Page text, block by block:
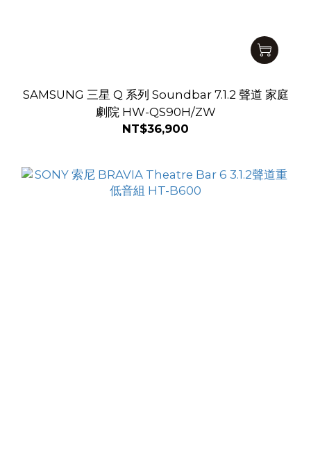
SAMSUNG 三星 Q 系列 Soundbar 7.1.2 聲道 家庭
劇院 HW-QS90H/ZW
NT$36,900